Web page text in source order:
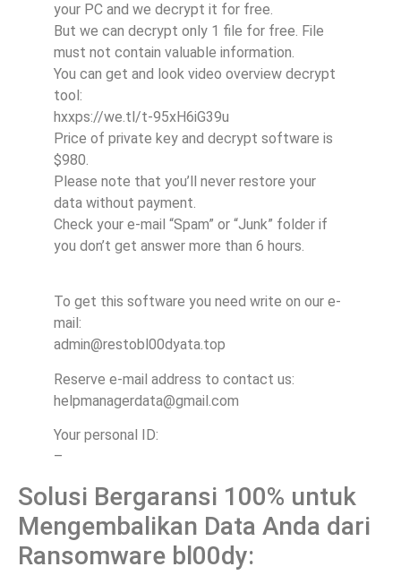
your PC and we decrypt it for free.
But we can decrypt only 1 file for free. File
must not contain valuable information.
You can get and look video overview decrypt
tool:
hxxps://we.tl/t-95xH6iG39u
Price of private key and decrypt software is
$980.
Please note that you’ll never restore your
data without payment.
Check your e-mail “Spam” or “Junk” folder if
you don’t get answer more than 6 hours.
To get this software you need write on our e-
mail:
admin@restobl00dyata.top
Reserve e-mail address to contact us:
helpmanagerdata@gmail.com
Your personal ID:
–
Solusi Bergaransi 100% untuk
Mengembalikan Data Anda dari
Ransomware bl00dy: